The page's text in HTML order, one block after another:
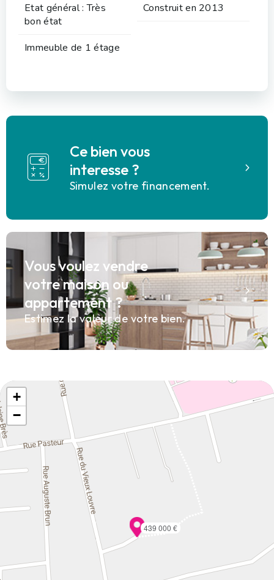
Etat général : Très
bon état
Construit en 2013
Immeuble de 1 étage
Ce bien vous
interesse ?
Simulez votre financement.
Vous voulez vendre
votre maison ou
appartement ?
Estimez la valeur de votre bien.
439 000 €
+
−